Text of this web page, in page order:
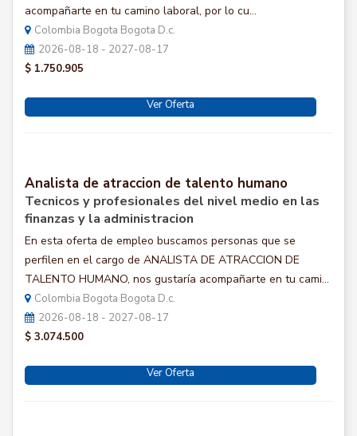
acompañarte en tu camino laboral, por lo cu...
Colombia Bogota Bogota D.c.
2026-08-18 - 2027-08-17
$ 1.750.905
Ver Oferta
Analista de atraccion de talento humano
Tecnicos y profesionales del nivel medio en las
finanzas y la administracion
En esta oferta de empleo buscamos personas que se
perfilen en el cargo de ANALISTA DE ATRACCION DE
TALENTO HUMANO, nos gustaría acompañarte en tu cami...
Colombia Bogota Bogota D.c.
2026-08-18 - 2027-08-17
$ 3.074.500
Ver Oferta